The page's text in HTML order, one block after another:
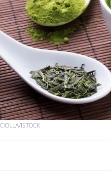
ISTOCK
Hantavirus : un cas
détecté chez un touriste
en France
Mortalité infantile : un
rapport s’interroge sur
son taux élevé en France